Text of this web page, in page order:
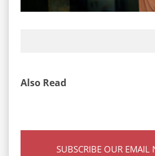
Also Read
SUBSCRIBE OUR EMAIL